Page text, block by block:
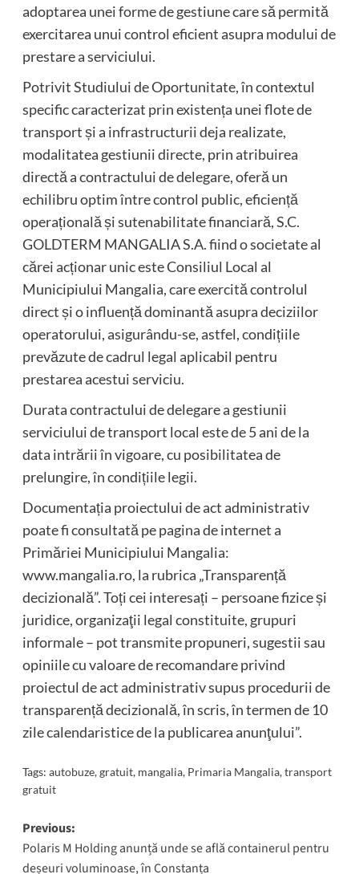
adoptarea unei forme de gestiune care să permită
exercitarea unui control eficient asupra modului de
prestare a serviciului.
Potrivit Studiului de Oportunitate, în contextul
specific caracterizat prin existența unei flote de
transport și a infrastructurii deja realizate,
modalitatea gestiunii directe, prin atribuirea
directă a contractului de delegare, oferă un
echilibru optim între control public, eficiență
operațională și sutenabilitate financiară, S.C.
GOLDTERM MANGALIA S.A. fiind o societate al
cărei acționar unic este Consiliul Local al
Municipiului Mangalia, care exercită controlul
direct și o influență dominantă asupra deciziilor
operatorului, asigurându-se, astfel, condițiile
prevăzute de cadrul legal aplicabil pentru
prestarea acestui serviciu.
Durata contractului de delegare a gestiunii
serviciului de transport local este de 5 ani de la
data intrării în vigoare, cu posibilitatea de
prelungire, în condițiile legii.
Documentația proiectului de act administrativ
poate fi consultată pe pagina de internet a
Primăriei Municipiului Mangalia:
www.mangalia.ro, la rubrica „Transparență
decizională”. Toți cei interesați – persoane fizice și
juridice, organizaţii legal constituite, grupuri
informale – pot transmite propuneri, sugestii sau
opiniile cu valoare de recomandare privind
proiectul de act administrativ supus procedurii de
transparență decizională, în scris, în termen de 10
zile calendaristice de la publicarea anunţului”.
Tags: autobuze,gratuit, mangalia, Primaria Mangalia,transport
gratuit
Post
navigation
Previous:
Polaris M Holding anunță unde se află containerul pentru
deșeuri voluminoase, în Constanța